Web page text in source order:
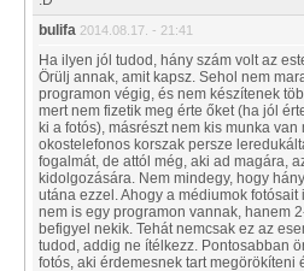
bulifa 2014.08.17. - 21:41
Ha ilyen jól tudod, hány szám volt az
Örülj annak, amit kapsz. Sehol nem
programon végig, és nem készítenek
mert nem fizetik meg érte őket (ha jól
ki a fotós), másrészt nem kis munka
okostelefonos korszak persze
fogalmát, de attól még, aki ad magára,
kidolgozására. Nem mindegy, hogy
utána ezzel. Ahogy a médiumok
nem is egy programon vannak, hanem
befigyel nekik. Tehát nemcsak ez az
tudod, addig ne ítélkezz. Pontosabban
fotós, aki érdemesnek tart megörökíteni